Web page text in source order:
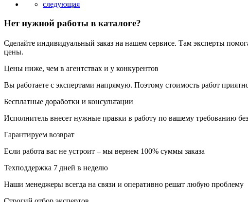
Нет нужной работы в каталоге?
Сделайте индивидуальный заказ на нашем сервисе. Там эксперты
цены.
Цены ниже, чем в агентствах и у конкурентов
Вы работаете с экспертами напрямую. Поэтому стоимость работ
Бесплатные доработки и консультации
Исполнитель внесет нужные правки в работу по вашему требованию
Гарантируем возврат
Если работа вас не устроит – мы вернем 100% суммы заказа
Техподдержка 7 дней в неделю
Наши менеджеры всегда на связи и оперативно решат любую проблему